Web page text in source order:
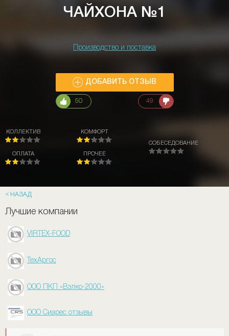
ЧАЙХОНА №1
Производство и поставка
ДОБАВИТЬ ОТЗЫВ
50 49
КОЛЛЕКТИВ
ОПЛАТА
КОМФОРТ
ПРОЧЕЕ
СОБЕСЕДОВАНИЕ
НАЗАД
Лучшие компании
VIRTEX-FOOD
ТехАргос
ООО ПКП «Вэлко-2000»
ООО Сиарес отзывы